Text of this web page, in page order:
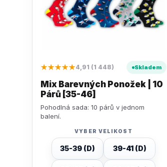
★★★★★4,91 (1 448) Skladem
Mix Barevných Ponožek | 10
Párů [35-46]
Pohodlná sada: 10 párů v jednom
balení.
VYBER VELIKOST
35-39 (D) 39-41 (D)